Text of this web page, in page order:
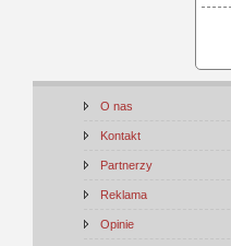
O nas
Kontakt
Partnerzy
Reklama
Opinie